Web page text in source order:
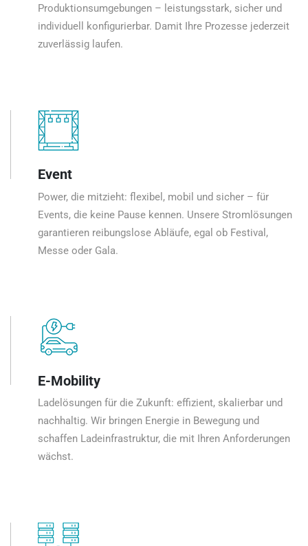
Produktionsumgebungen – leistungsstark, sicher und
individuell konfigurierbar. Damit Ihre Prozesse jederzeit
zuverlässig laufen.
Event
Power, die mitzieht: flexibel, mobil und sicher – für
Events, die keine Pause kennen. Unsere Stromlösungen
garantieren reibungslose Abläufe, egal ob Festival,
Messe oder Gala.
E-Mobility
Ladelösungen für die Zukunft: effizient, skalierbar und
nachhaltig. Wir bringen Energie in Bewegung und
schaffen Ladeinfrastruktur, die mit Ihren Anforderungen
wächst.